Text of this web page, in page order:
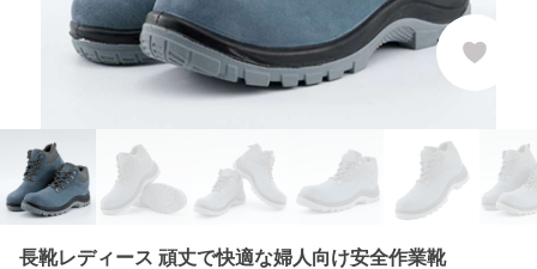
長靴レディース 頑丈で快適な婦人向け安全作業靴